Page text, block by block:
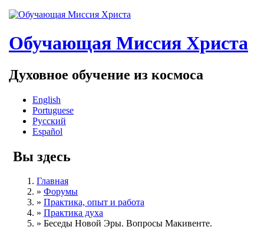
Обучающая Миссия Христа
Духовное обучение из космоса
English
Portuguese
Русский
Español
Вы здесь
Главная
» Форумы
» Практика, опыт и работа
» Практика духа
» Беседы Новой Эры. Вопросы Макивенте.